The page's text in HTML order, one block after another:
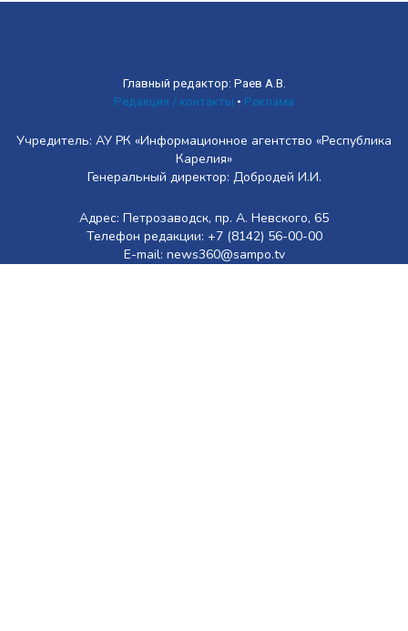
Главный редактор: Раев А.В.
Редакция / контакты • Реклама
Учредитель: АУ РК «Информационное агентство «Республика
Карелия»
Генеральный директор: Добродей И.И.
Адрес: Петрозаводск, пр. А. Невского, 65
Телефон редакции: +7 (8142) 56-00-00
E-mail: news360@sampo.tv